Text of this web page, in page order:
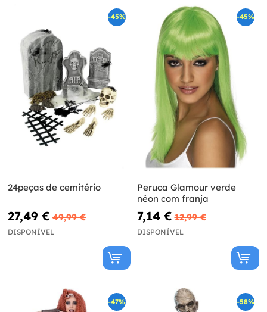
-45%
24peças de cemitério
27,49 € 49,99 €
DISPONÍVEL
-45%
Peruca Glamour verde
néon com franja
7,14 € 12,99 €
DISPONÍVEL
-47% -58%